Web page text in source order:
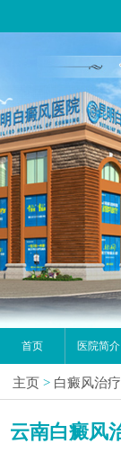
首页 医院简介
主页 > 白癜风治疗
云南白癜风